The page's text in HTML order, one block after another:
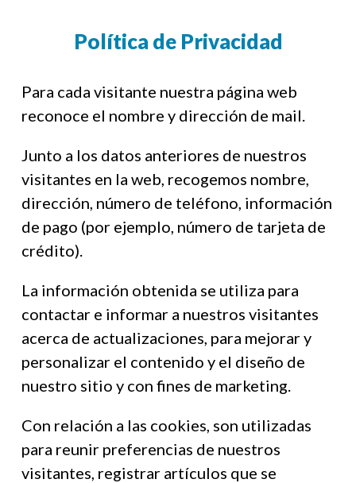
Política de Privacidad
Para cada visitante nuestra página web
reconoce el nombre y dirección de mail.
Junto a los datos anteriores de nuestros
visitantes en la web, recogemos nombre,
dirección, número de teléfono, información
de pago (por ejemplo, número de tarjeta de
crédito).
La información obtenida se utiliza para
contactar e informar a nuestros visitantes
acerca de actualizaciones, para mejorar y
personalizar el contenido y el diseño de
nuestro sitio y con fines de marketing.
Con relación a las cookies, son utilizadas
para reunir preferencias de nuestros
visitantes, registrar artículos que se